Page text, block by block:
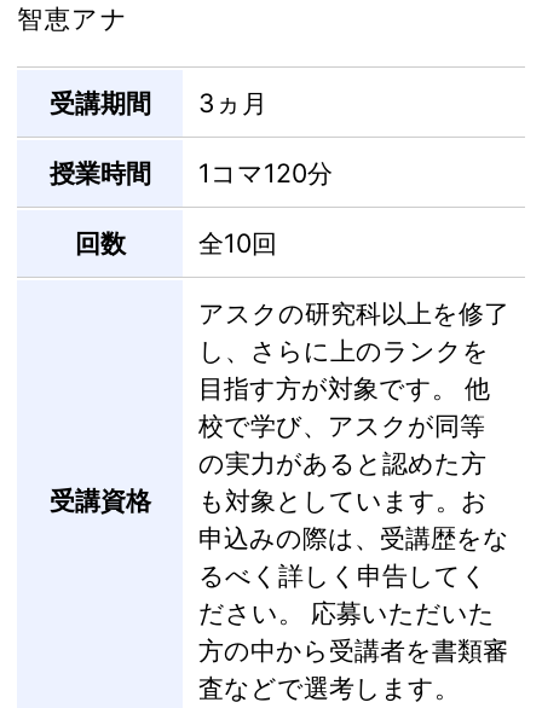
智恵アナ
受講期間 3ヵ月
授業時間 1コマ120分
回数 全10回
受講資格
アスクの研究科以上を修了
し、さらに上のランクを
目指す方が対象です。 他
校で学び、アスクが同等
の実力があると認めた方
も対象としています。お
申込みの際は、受講歴をな
るべく詳しく申告してく
ださい。 応募いただいた
方の中から受講者を書類審
査などで選考します。